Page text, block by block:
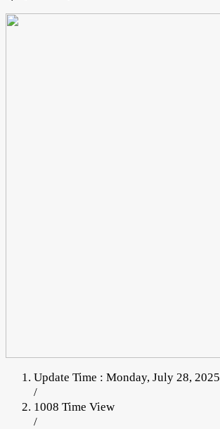
Update Time : Monday, July 28, 2025
/
1008 Time View
/